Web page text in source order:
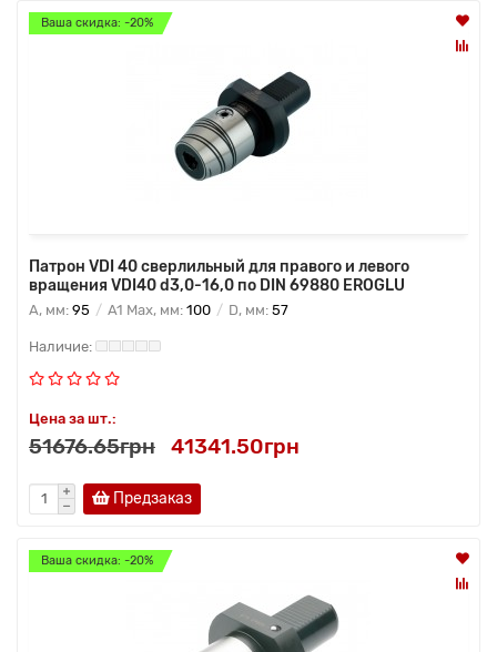
Ваша скидка: -20%
Патрон VDI 40 сверлильный для правого и левого
вращения VDI40 d3,0-16,0 по DIN 69880 EROGLU
A, мм: 95 A1 Max, мм: 100 D, мм: 57
Цена за шт.:
51676.65грн 41341.50грн
Предзаказ
Ваша скидка: -20%